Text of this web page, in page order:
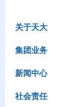
关于天大
集团业务
新闻中心
社会责任